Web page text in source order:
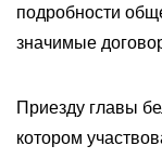
подробности
значимые
Приезду главы
котором